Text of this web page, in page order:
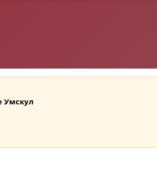
Умскул